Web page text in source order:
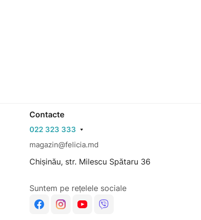
Contacte
022 323 333
magazin@felicia.md
Chișinău, str. Milescu Spătaru 36
Suntem pe rețelele sociale